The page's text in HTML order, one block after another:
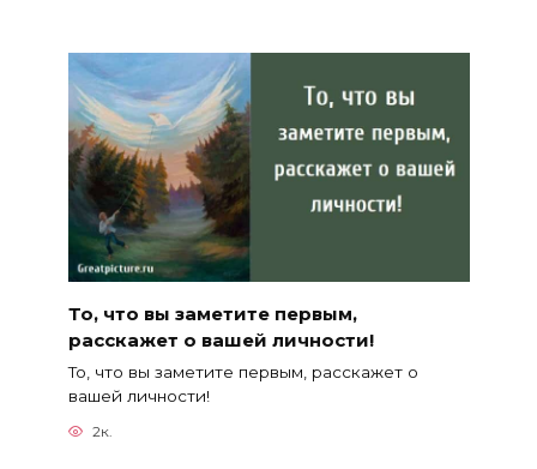
То, что вы заметите первым,
расскажет о вашей личности!
То, что вы заметите первым, расскажет о
вашей личности!
2к.